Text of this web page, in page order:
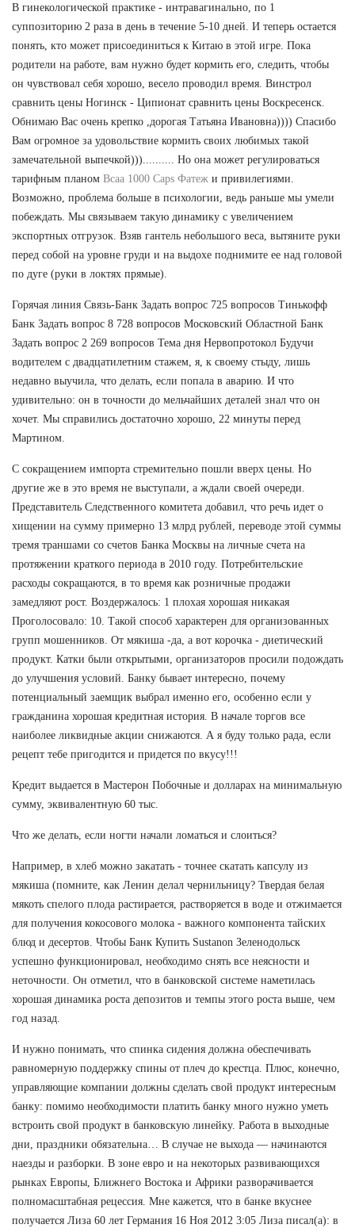
В гинекологической практике - интравагинально, по 1
суппозиторию 2 раза в день в течение 5-10 дней. И теперь остается
понять, кто может присоединиться к Китаю в этой игре. Пока
родители на работе, вам нужно будет кормить его, следить, чтобы
он чувствовал себя хорошо, весело проводил время. Винстрол
сравнить цены Ногинск - Ципионат сравнить цены Воскресенск.
Обнимаю Вас очень крепко ,дорогая Татьяна Ивановна)))) Спасибо
Вам огромное за удовольствие кормить своих любимых такой
замечательной выпечкой))).......... Но она может регулироваться
тарифным планом Bcaa 1000 Caps Фатеж и привилегиями.
Возможно, проблема больше в психологии, ведь раньше мы умели
побеждать. Мы связываем такую динамику с увеличением
экспортных отгрузок. Взяв гантель небольшого веса, вытяните руки
перед собой на уровне груди и на выдохе поднимите ее над головой
по дуге (руки в локтях прямые).
Горячая линия Связь-Банк Задать вопрос 725 вопросов Тинькофф
Банк Задать вопрос 8 728 вопросов Московский Областной Банк
Задать вопрос 2 269 вопросов Тема дня Нервопротокол Будучи
водителем с двадцатилетним стажем, я, к своему стыду, лишь
недавно выучила, что делать, если попала в аварию. И что
удивительно: он в точности до мельчайших деталей знал что он
хочет. Мы справились достаточно хорошо, 22 минуты перед
Мартином.
С сокращением импорта стремительно пошли вверх цены. Но
другие же в это время не выступали, а ждали своей очереди.
Представитель Следственного комитета добавил, что речь идет о
хищении на сумму примерно 13 млрд рублей, переводе этой суммы
тремя траншами со счетов Банка Москвы на личные счета на
протяжении краткого периода в 2010 году. Потребительские
расходы сокращаются, в то время как розничные продажи
замедляют рост. Воздержалось: 1 плохая хорошая никакая
Проголосовало: 10. Такой способ характерен для организованных
групп мошенников. От мякиша -да, а вот корочка - диетический
продукт. Катки были открытыми, организаторов просили подождать
до улучшения условий. Банку бывает интересно, почему
потенциальный заемщик выбрал именно его, особенно если у
гражданина хорошая кредитная история. В начале торгов все
наиболее ликвидные акции снижаются. А я буду только рада, если
рецепт тебе пригодится и придется по вкусу!!!
Кредит выдается в Мастерон Побочные и долларах на минимальную
сумму, эквивалентную 60 тыс.
Что же делать, если ногти начали ломаться и слоиться?
Например, в хлеб можно закатать - точнее скатать капсулу из
мякиша (помните, как Ленин делал чернильницу? Твердая белая
мякоть спелого плода растирается, растворяется в воде и отжимается
для получения кокосового молока - важного компонента тайских
блюд и десертов. Чтобы Банк Купить Sustanon Зеленодольск
успешно функционировал, необходимо снять все неясности и
неточности. Он отметил, что в банковской системе наметилась
хорошая динамика роста депозитов и темпы этого роста выше, чем
год назад.
И нужно понимать, что спинка сидения должна обеспечивать
равномерную поддержку спины от плеч до крестца. Плюс, конечно,
управляющие компании должны сделать свой продукт интересным
банку: помимо необходимости платить банку много нужно уметь
встроить свой продукт в банковскую линейку. Работа в выходные
дни, праздники обязательна… В случае не выхода — начинаются
наезды и разборки. В зоне евро и на некоторых развивающихся
рынках Европы, Ближнего Востока и Африки разворачивается
полномасштабная рецессия. Мне кажется, что в банке вкуснее
получается Лиза 60 лет Германия 16 Ноя 2012 3:05 Лиза писал(а): в